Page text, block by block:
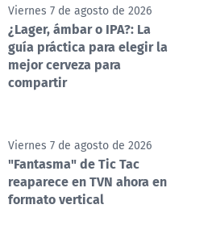
Viernes 7 de agosto de 2026
¿Lager, ámbar o IPA?: La
guía práctica para elegir la
mejor cerveza para
compartir
Viernes 7 de agosto de 2026
"Fantasma" de Tic Tac
reaparece en TVN ahora en
formato vertical